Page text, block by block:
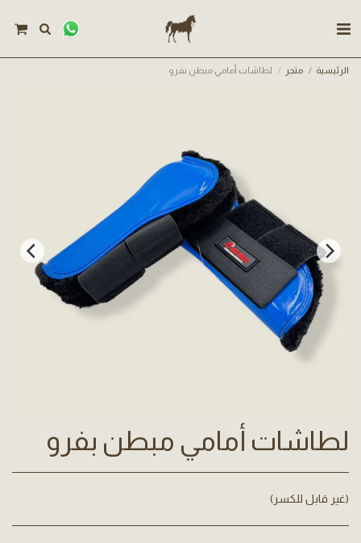
الرئيسية متجر لطاشات أمامي مبطن بفرو
لطاشات أمامي مبطن بفرو
(غير قابل للكسر)